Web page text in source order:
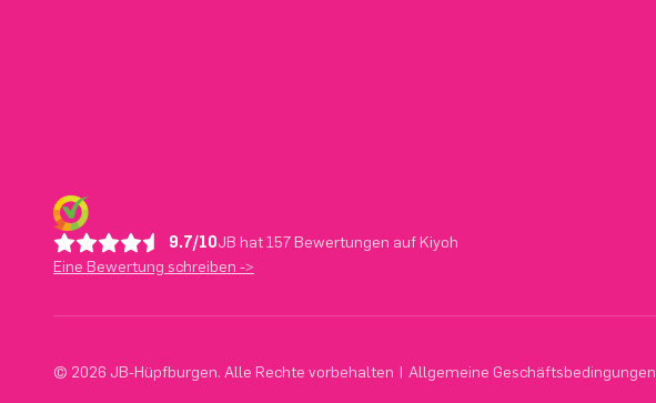
9.7/10JB hat 157 Bewertungen auf Kiyoh
Eine Bewertung schreiben ->
© 2026 JB-Hüpfburgen. Alle Rechte vorbehalten | Allgemeine Geschäftsbedingungen